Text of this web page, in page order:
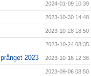
2024-01-09 10:39
2023-10-30 14:48
2023-10-28 18:50
2023-10-24 08:35
2023 2023-10-16 12:36
2023-09-06 08:50